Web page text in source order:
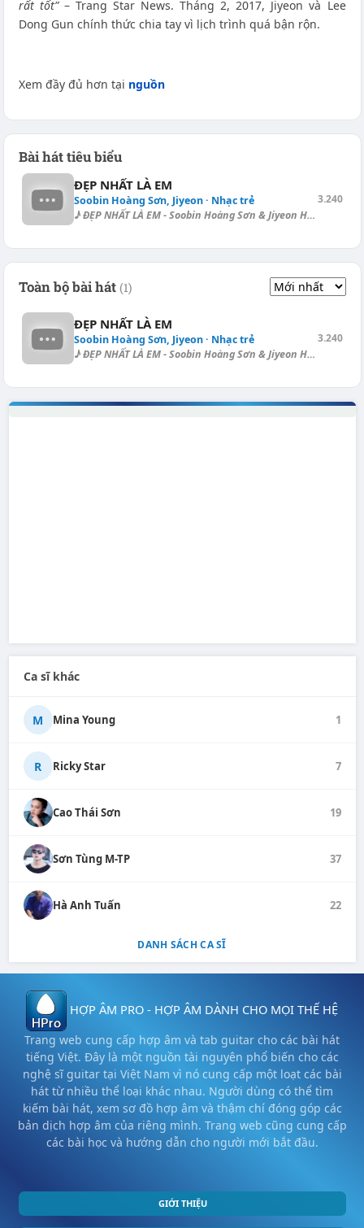
rất tốt”– Trang Star News. Tháng 2, 2017, Jiyeon và Lee
Dong Gun chính thức chia tay vì lịch trình quá bận rộn.
Xem đầy đủ hơn tại nguồn
Bài hát tiêu biểu
ĐẸP NHẤT LÀ EM
Soobin Hoàng Sơn, Jiyeon · Nhạc trẻ
♪ ĐẸP NHẤT LÀ EM - Soobin Hoàng Sơn & Jiyeon Hợp âm dạo (Chưa chọn):...
3.240
Toàn bộ bài hát (1)
ĐẸP NHẤT LÀ EM
Soobin Hoàng Sơn, Jiyeon · Nhạc trẻ
♪ ĐẸP NHẤT LÀ EM - Soobin Hoàng Sơn & Jiyeon Hợp âm dạo (Chưa chọn):...
3.240
Ca sĩ khác
M Mina Young 1
R Ricky Star 7
Cao Thái Sơn 19
Sơn Tùng M-TP 37
Hà Anh Tuấn 22
DANH SÁCH CA SĨ
HỢP ÂM PRO - HỢP ÂM DÀNH CHO MỌI THẾ HỆ
Trang web cung cấp hợp âm và tab guitar cho các bài hát
tiếng Việt. Đây là một nguồn tài nguyên phổ biến cho các
nghệ sĩ guitar tại Việt Nam vì nó cung cấp một loạt các bài
hát từ nhiều thể loại khác nhau. Người dùng có thể tìm
kiếm bài hát, xem sơ đồ hợp âm và thậm chí đóng góp các
bản dịch hợp âm của riêng mình. Trang web cũng cung cấp
các bài học và hướng dẫn cho người mới bắt đầu.
GIỚI THIỆU